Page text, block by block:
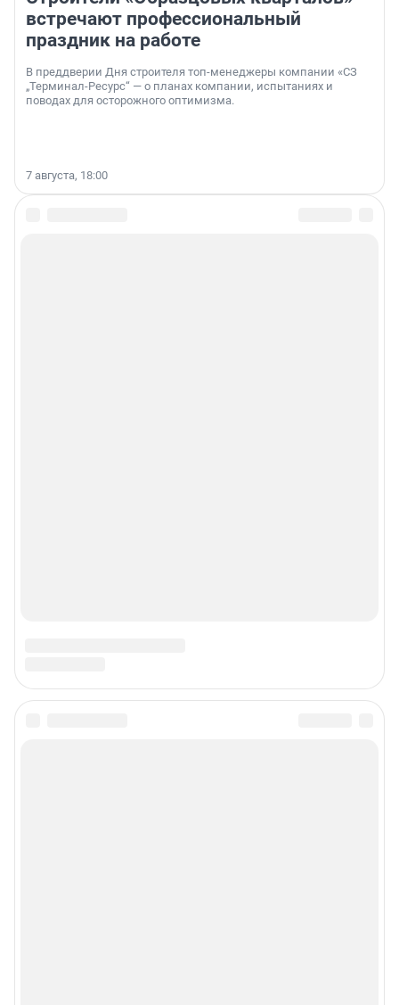
встречают профессиональный
праздник на работе
В преддверии Дня строителя топ-менеджеры компании «СЗ
„Терминал-Ресурс“ — о планах компании, испытаниях и
поводах для осторожного оптимизма.
7 августа, 18:00